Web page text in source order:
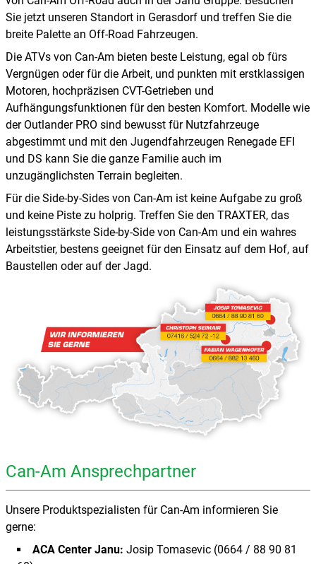
Sie jetzt unseren Standort in Gerasdorf und treffen Sie die
breite Palette an Off-Road Fahrzeugen.
Die ATVs von Can-Am bieten beste Leistung, egal ob fürs
Vergnügen oder für die Arbeit, und punkten mit erstklassigen
Motoren, hochpräzisen CVT-Getrieben und
Aufhängungsfunktionen für den besten Komfort. Modelle wie
der Outlander PRO sind bewusst für Nutzfahrzeuge
abgestimmt und mit den Jugendfahrzeugen Renegade EFI
und DS kann Sie die ganze Familie auch im
unzugänglichsten Terrain begleiten.
Für die Side-by-Sides von Can-Am ist keine Aufgabe zu groß
und keine Piste zu holprig. Treffen Sie den TRAXTER, das
leistungsstärkste Side-by-Side von Can-Am und ein wahres
Arbeitstier, bestens geeignet für den Einsatz auf dem Hof, auf
Baustellen oder auf der Jagd.
Can-Am Ansprechpartner
Unsere Produktspezialisten für Can-Am informieren Sie
gerne:
ACA Center Janu: Josip Tomasevic (0664 / 88 90 81